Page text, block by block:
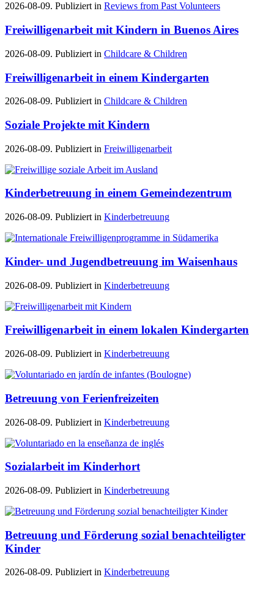
2026-08-09. Publiziert in Reviews from Past Volunteers
Freiwilligenarbeit mit Kindern in Buenos Aires
2026-08-09. Publiziert in Childcare & Children
Freiwilligenarbeit in einem Kindergarten
2026-08-09. Publiziert in Childcare & Children
Soziale Projekte mit Kindern
2026-08-09. Publiziert in Freiwilligenarbeit
Kinderbetreuung in einem Gemeindezentrum
2026-08-09. Publiziert in Kinderbetreuung
Kinder- und Jugendbetreuung im Waisenhaus
2026-08-09. Publiziert in Kinderbetreuung
Freiwilligenarbeit in einem lokalen Kindergarten
2026-08-09. Publiziert in Kinderbetreuung
Betreuung von Ferienfreizeiten
2026-08-09. Publiziert in Kinderbetreuung
Sozialarbeit im Kinderhort
2026-08-09. Publiziert in Kinderbetreuung
Betreuung und Förderung sozial benachteiligter
Kinder
2026-08-09. Publiziert in Kinderbetreuung